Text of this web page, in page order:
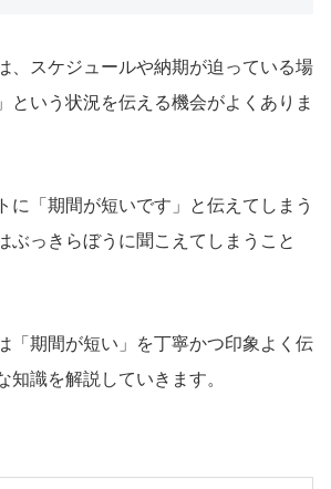
、スケジュールや納期が迫っている場
という状況を伝える機会がよくありま
に「期間が短いです」と伝えてしまう
ぶっきらぼうに聞こえてしまうこと
「期間が短い」を丁寧かつ印象よく伝
知識を解説していきます。